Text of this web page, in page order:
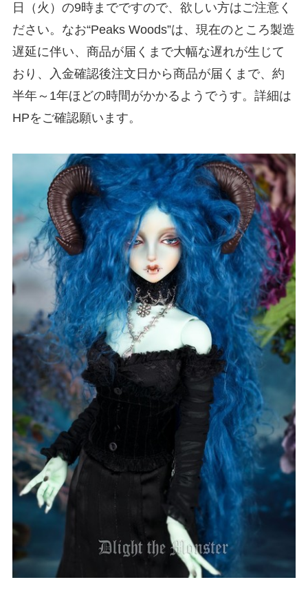
日（火）の9時までですので、欲しい方はご注意く
ださい。なお“Peaks Woods”は、現在のところ製造
遅延に伴い、商品が届くまで大幅な遅れが生じて
おり、入金確認後注文日から商品が届くまで、約
半年～1年ほどの時間がかかるようでうす。詳細は
HPをご確認願います。